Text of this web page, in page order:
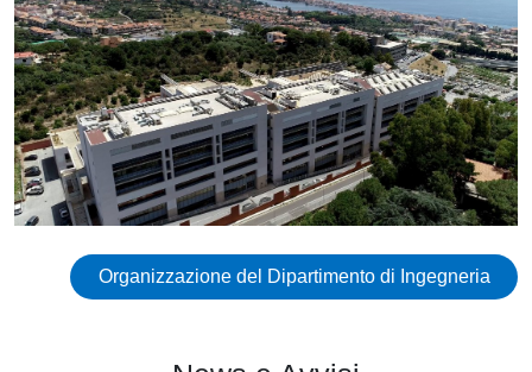
Organizzazione del Dipartimento di Ingegneria